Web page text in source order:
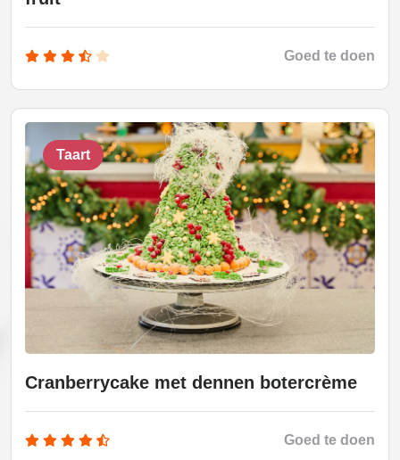
Goed te doen
Taart
Cranberrycake met dennen botercrème
Goed te doen